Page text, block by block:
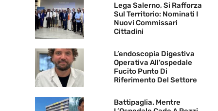
Lega Salerno, Si Rafforza
Sul Territorio: Nominati I
Nuovi Commissari
Cittadini
L’endoscopia Digestiva
Operativa All’ospedale
Fucito Punto Di
Riferimento Del Settore
Battipaglia. Mentre